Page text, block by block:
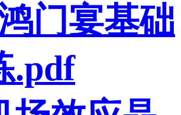
门宴基础
.pdf